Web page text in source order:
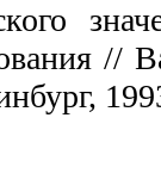
//